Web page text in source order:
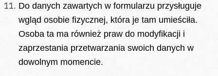
Do danych zawartych w formularzu przysługuje
wgląd osobie fizycznej, która je tam umieściła.
Osoba ta ma również praw do modyfikacji i
zaprzestania przetwarzania swoich danych w
dowolnym momencie.